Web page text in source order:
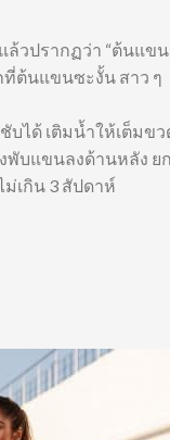
ล้วปรากฏว่า “ต้นแข
ต้นแขนซะงั้น สาว ๆ
ได้ เติมน้ำให้เต็มขว
พับแขนลงด้านหลัง ย
ม่เกิน 3 สัปดาห์